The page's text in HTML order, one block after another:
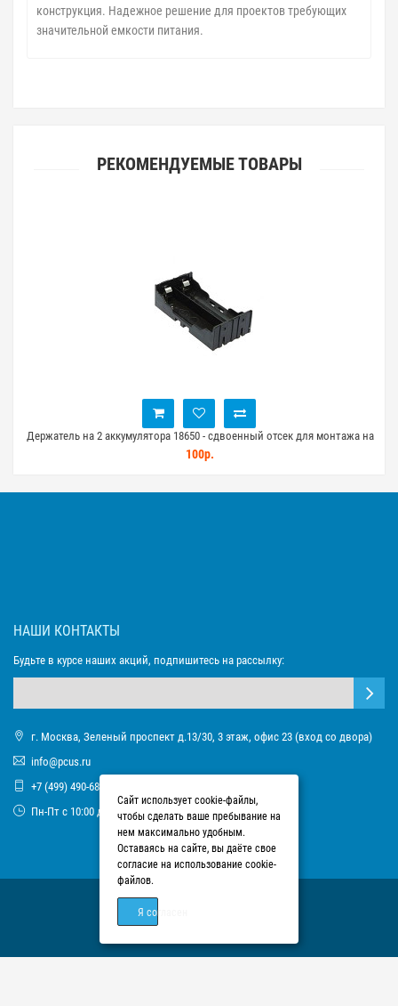
конструкция. Надежное решение для проектов требующих
значительной емкости питания.
РЕКОМЕНДУЕМЫЕ ТОВАРЫ
Держатель на 2 аккумулятора 18650 - сдвоенный отсек для монтажа на
плату
100р.
НАШИ КОНТАКТЫ
Будьте в курсе наших акций, подпишитесь на рассылку:
г. Москва, Зеленый проспект д.13/30, 3 этаж, офис 23 (вход со двора)
info@pcus.ru
+7 (499) 490-68-93
Пн-Пт с 10:00 до 17:00
Сайт использует cookie-файлы,
чтобы сделать ваше пребывание на
нем максимально удобным.
Оставаясь на сайте, вы даёте свое
согласие на использование cookie-
файлов.
Я согласен